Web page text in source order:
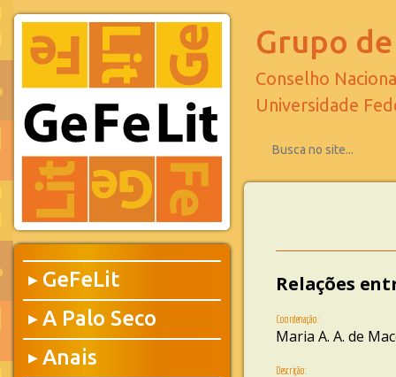
▶ GeFeLit
▶ A Palo Seco
▶ Anais
Grupo
Conselho
Universidade
Relações
Coordenação:
Maria A. A. de
Descrição: